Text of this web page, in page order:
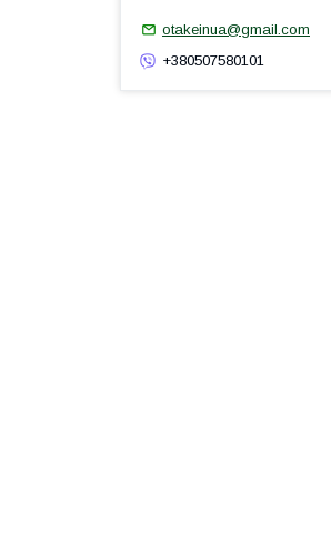
otakeinua@gmail.com
+380507580101